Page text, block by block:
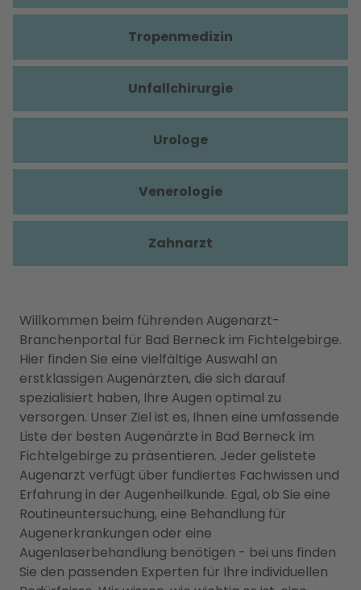
Willkommen beim führenden Augenarzt-
Branchenportal für Bad Berneck im Fichtelgebirge.
Hier finden Sie eine vielfältige Auswahl an
erstklassigen Augenärzten, die sich darauf
spezialisiert haben, Ihre Augen optimal zu
versorgen. Unser Ziel ist es, Ihnen eine umfassende
Liste der besten Augenärzte in Bad Berneck im
Fichtelgebirge zu präsentieren. Jeder gelistete
Augenarzt verfügt über fundiertes Fachwissen und
Erfahrung in der Augenheilkunde. Egal, ob Sie eine
Routineuntersuchung, eine Behandlung für
Augenerkrankungen oder eine
Augenlaserbehandlung benötigen - bei uns finden
Sie den passenden Experten für Ihre individuellen
Tropenmedizin
Unfallchirurgie
Urologe
Venerologie
Zahnarzt